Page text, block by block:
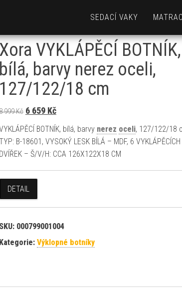
SEDACÍ VAKY
Xora VYKLÁPĚCÍ BOTNÍK,
bílá, barvy nerez oceli,
127/122/18 cm
999Kč Původní cena byla: 8 999 Kč.
6 659 KčAktuální cena je: 6 659 Kč.
BOTNÍK, bílá, barvy nerez oceli, 127/122/18
B-18601, VYSOKÝ LESK BÍLÁ – MDF, 6 VYKLÁPĚCÍCH
DVÍŘEK – Š/V/H: CCA 126X122X18 CM
DETAIL
SKU: 000799001004
Kategorie: Výklopné botníky